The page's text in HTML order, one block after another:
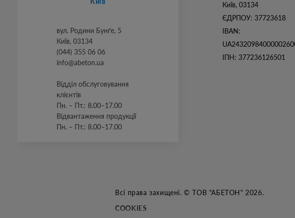
вул. ​Родини Бунґе, 5
Київ, 03134
(044) 355 06 06
info@abeton.ua
Відділ обслуговування
клієнтів
Пн. – Пт.: 8.00–17.00
Відвантаження продукції
Пн. – Пт.: 8.00–17.00
Київ, 03134
ЄДРПОУ: 37723618
IBAN:
ІПН: 377236126501
Всі права захищені. © ТОВ "АБЕТОН" 2026.
COOKIES